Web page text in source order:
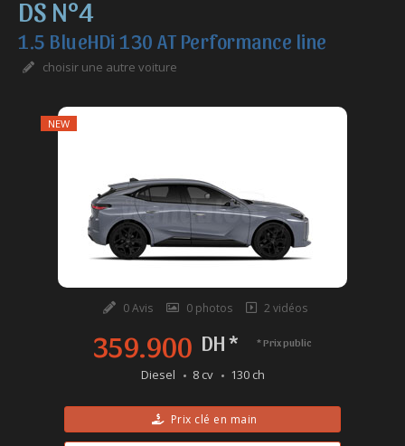
DS N°4
1.5 BlueHDi 130 AT Performance line
choisir une autre voiture
NEW
0 Avis 0 photos 2 vidéos
359.900 DH * * Prix public
Diesel 8 cv 130 ch
Prix clé en main